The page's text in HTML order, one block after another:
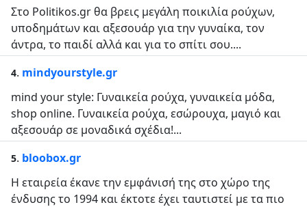
Στο Politikos.gr θα βρεις μεγάλη ποικιλία ρούχων,
υποδημάτων και αξεσουάρ για την γυναίκα, τον
άντρα, το παιδί αλλά και για το σπίτι σου....
4. mindyourstyle.gr
mind your style: Γυναικεία ρούχα, γυναικεία μόδα,
shop online. Γυναικεία ρούχα, εσώρουχα, μαγιό και
αξεσουάρ σε μοναδικά σχέδια!...
5. bloobox.gr
Η εταιρεία έκανε την εμφάνισή της στο χώρο της
ένδυσης το 1994 και έκτοτε έχει ταυτιστεί με τα πιο